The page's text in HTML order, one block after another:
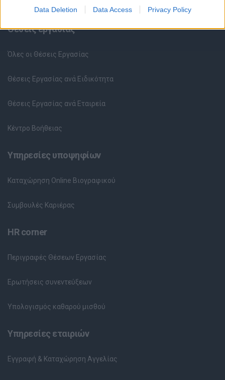
Data Deletion Data Access Privacy Policy
Θέσεις εργασίας
Όλες οι Θέσεις Εργασίας
Θέσεις Εργασίας ανά Ειδικότητα
Θέσεις Εργασίας ανά Εταιρεία
Κέντρο Βοήθειας
Υπηρεσίες υποψηφίων
Καταχώρηση Online Βιογραφικού
Συμβουλές Καριέρας
HR corner
Περιγραφές Θέσεων Εργασίας
Ερωτήσεις συνεντεύξεων
Υπολογισμός καθαρού μισθού
Υπηρεσίες εταιριών
Εγγραφή & Καταχώρηση Αγγελίας